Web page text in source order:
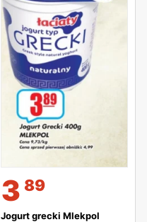
3 89
Jogurt grecki Mlekpol